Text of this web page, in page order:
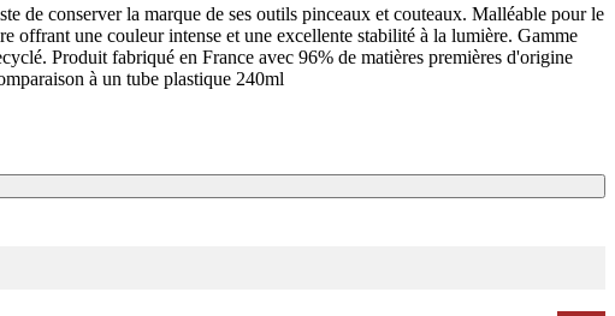
de conserver la marque de ses outils pinceaux et couteaux. Malléable pour le
offrant une couleur intense et une excellente stabilité à la lumière. Gamme
Produit fabriqué en France avec 96% de matières premières d'origine
à un tube plastique 240ml